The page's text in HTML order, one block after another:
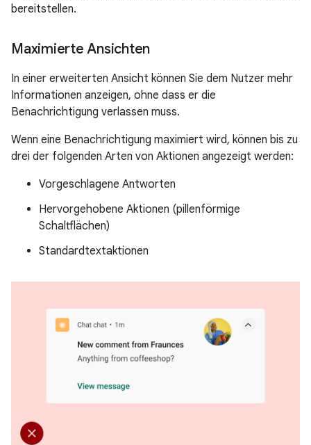
bereitstellen.
Maximierte Ansichten
In einer erweiterten Ansicht können Sie dem Nutzer mehr
Informationen anzeigen, ohne dass er die
Benachrichtigung verlassen muss.
Wenn eine Benachrichtigung maximiert wird, können bis zu
drei der folgenden Arten von Aktionen angezeigt werden:
Vorgeschlagene Antworten
Hervorgehobene Aktionen (pillenförmige
Schaltflächen)
Standardtextaktionen